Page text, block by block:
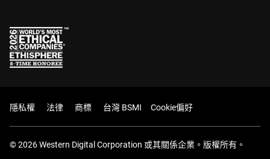
隱私權 法律 商標 台灣 BSMI Cookie偏好
© 2026 Western Digital Corporation 或其關係企業。版權所有。